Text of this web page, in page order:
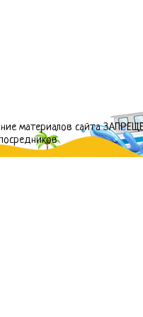
материалов сайта